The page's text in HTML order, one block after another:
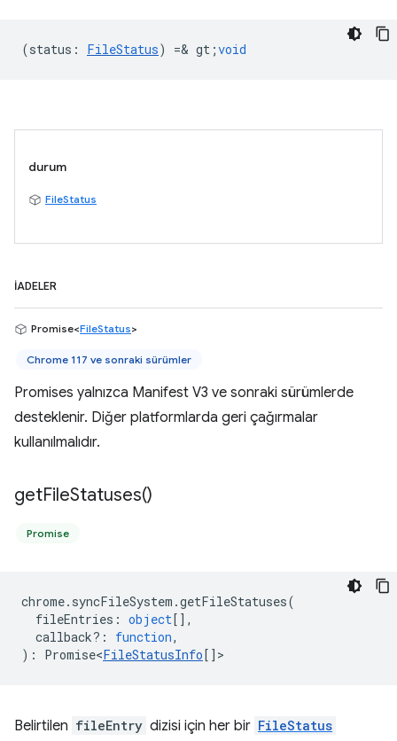
(status : FileStatus) =& gt;void
durum
FileStatus
İADELER
Promise<FileStatus>
Chrome 117 ve sonraki sürümler
Promises yalnızca Manifest V3 ve sonraki sürümlerde
desteklenir. Diğer platformlarda geri çağırmalar
kullanılmalıdır.
getFileStatuses()
Promise
chrome. syncFileSystem .getFileStatuses(
fileEntries : object[],
callback? : function,
) : Promise<FileStatusInfo[] >
Belirtilen fileEntry dizisi için her bir FileStatus